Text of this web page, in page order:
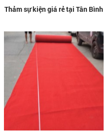
Thảm sự kiện giá rẻ tại Tân Bình